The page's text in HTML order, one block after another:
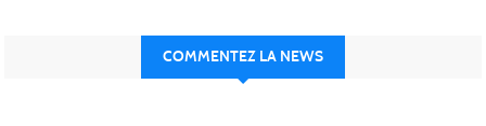
COMMENTEZ LA NEWS